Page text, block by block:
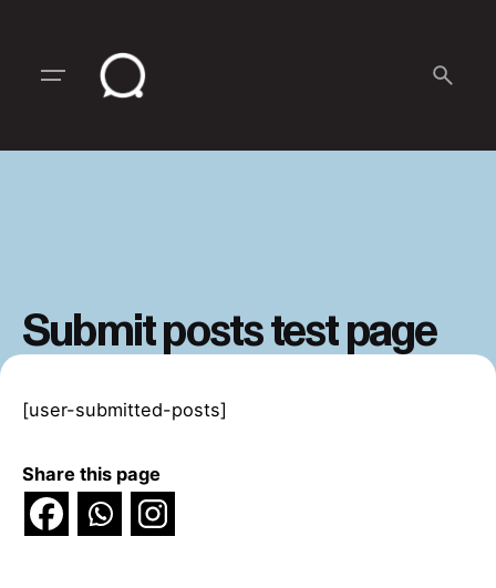
content
Submit posts test page
[user-submitted-posts]
Share this page